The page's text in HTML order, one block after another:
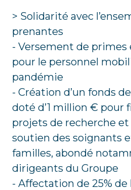
> Solidarité avec
prenantes
- Versement de primes
pour le personnel
pandémie
- Création d’un fonds
doté d’1 million € pour
projets de recherche
soutien des soignants
familles, abondé
dirigeants du Groupe
- Affectation de 25%